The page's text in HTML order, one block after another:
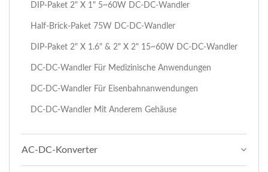
DIP-Paket 2" X 1" 5~60W DC-DC-Wandler
Half-Brick-Paket 75W DC-DC-Wandler
DIP-Paket 2" X 1.6" & 2" X 2" 15~60W DC-DC-Wandler
DC-DC-Wandler Für Medizinische Anwendungen
DC-DC-Wandler Für Eisenbahnanwendungen
DC-DC-Wandler Mit Anderem Gehäuse
AC-DC-Konverter